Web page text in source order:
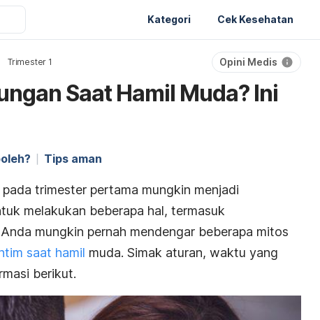
Kategori Cek Kesehatan
Trimester 1 Opini Medis
Saat Hamil Muda? Ini
Tips aman
trimester pertama mungkin menjadi
melakukan beberapa hal, termasuk
mungkin pernah mendengar beberapa mitos
saat hamil muda. Simak aturan, waktu yang
berikut.